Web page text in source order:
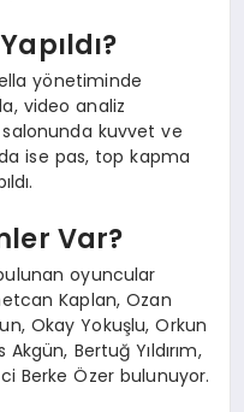
yönetiminde
video analiz
salonunda kuvvet ve
ise pas, top kapma
Var?
oyuncular
Kaplan, Ozan
Okay Yokuşlu, Orkun
Bertuğ Yıldırım,
Berke Özer bulunuyor.